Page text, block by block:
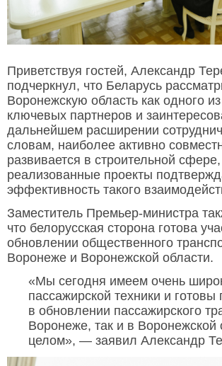
Приветствуя гостей, Александр
подчеркнул, что Беларусь
Воронежскую область как одного
ключевых партнеров и
дальнейшем расширении
словам, наиболее активно
развивается в строительной
реализованные проекты
эффективность такого
Заместитель Премьер-министра
что белорусская сторона готова
обновлении общественного
Воронеже и Воронежской области.
«Мы сегодня имеем очень
пассажирской техники и готовы
в обновлении пассажирского
Воронеже, так и в Воронежской
целом», — заявил Александр